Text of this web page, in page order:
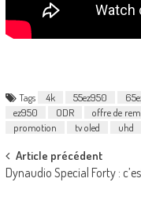
Tags 4k 55ez950
ez950
ODR offre de
promotion
tv oled uhd
Post
navigation
Article précédent
Dynaudio Special Forty :